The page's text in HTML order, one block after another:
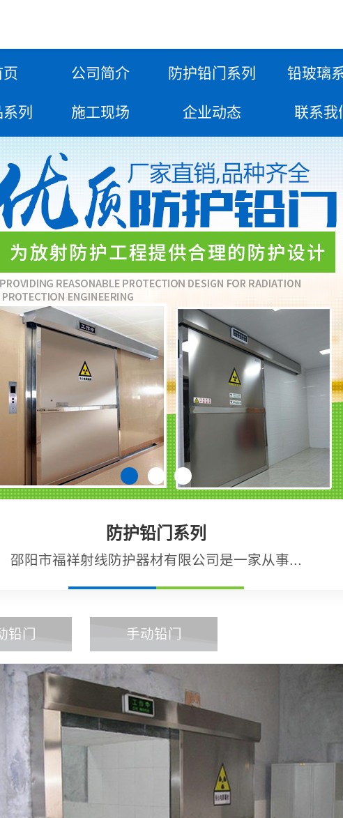
页 公司简介 防护铅门系列 铅玻璃
列 施工现场 企业动态 联系我
防护铅门系列
邵阳市福祥射线防护器材有限公司是一家从事...
铅门 手动铅门